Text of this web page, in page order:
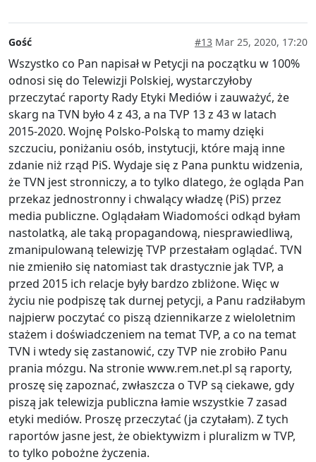
Gość #13 Mar 25, 2020, 17:20
Wszystko co Pan napisał w Petycji na początku w 100%
odnosi się do Telewizji Polskiej, wystarczyłoby
przeczytać raporty Rady Etyki Mediów i zauważyć, że
skarg na TVN było 4 z 43, a na TVP 13 z 43 w latach
2015-2020. Wojnę Polsko-Polską to mamy dzięki
szczuciu, poniżaniu osób, instytucji, które mają inne
zdanie niż rząd PiS. Wydaje się z Pana punktu widzenia,
że TVN jest stronniczy, a to tylko dlatego, że ogląda Pan
przekaz jednostronny i chwalący władzę (PiS) przez
media publiczne. Oglądałam Wiadomości odkąd byłam
nastolatką, ale taką propagandową, niesprawiedliwą,
zmanipulowaną telewizję TVP przestałam oglądać. TVN
nie zmieniło się natomiast tak drastycznie jak TVP, a
przed 2015 ich relacje były bardzo zbliżone. Więc w
życiu nie podpiszę tak durnej petycji, a Panu radziłabym
najpierw poczytać co piszą dziennikarze z wieloletnim
stażem i doświadczeniem na temat TVP, a co na temat
TVN i wtedy się zastanowić, czy TVP nie zrobiło Panu
prania mózgu. Na stronie www.rem.net.pl są raporty,
proszę się zapoznać, zwłaszcza o TVP są ciekawe, gdy
piszą jak telewizja publiczna łamie wszystkie 7 zasad
etyki mediów. Proszę przeczytać (ja czytałam). Z tych
raportów jasne jest, że obiektywizm i pluralizm w TVP,
to tylko pobożne życzenia.